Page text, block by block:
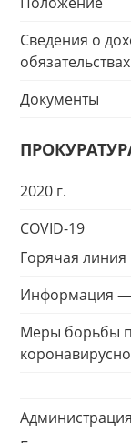
Сведения о
Документы
2020 г.
COVID-19
Горячая
Информация —
Меры борьбы
Администрация